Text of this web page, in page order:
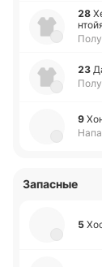
28
23
9
Запасные
5